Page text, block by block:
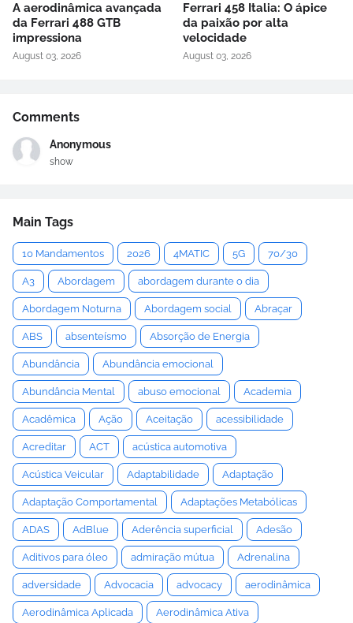
A aerodinâmica avançada
da Ferrari 488 GTB
impressiona
August 03, 2026
Ferrari 458 Italia: O ápice
da paixão por alta
velocidade
August 03, 2026
Comments
Anonymous
show
Main Tags
10 Mandamentos 2026 4MATIC 5G 70/30
A3 Abordagem abordagem durante o dia
Abordagem Noturna Abordagem social Abraçar
ABS absenteísmo Absorção de Energia
Abundância Abundância emocional
Abundância Mental abuso emocional Academia
Acadêmica Ação Aceitação acessibilidade
Acreditar ACT acústica automotiva
Acústica Veicular Adaptabilidade Adaptação
Adaptação Comportamental Adaptações Metabólicas
ADAS AdBlue Aderência superficial Adesão
Aditivos para óleo admiração mútua Adrenalina
adversidade Advocacia advocacy aerodinâmica
Aerodinâmica Aplicada Aerodinâmica Ativa